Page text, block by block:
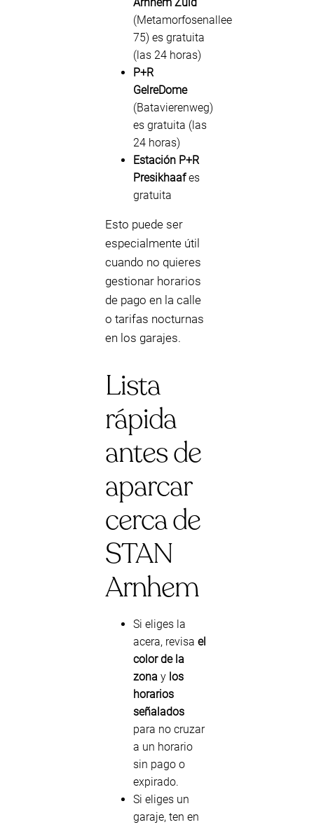
Arnhem Zuid
(Metamorfosenallee
75) es gratuita
(las 24 horas)
P+R
GelreDome
(Batavierenweg)
es gratuita (las
24 horas)
Estación P+R
Presikhaafes
gratuita
Esto puede ser
especialmente útil
cuando no quieres
gestionar horarios
de pago en la calle
o tarifas nocturnas
en los garajes.
Lista
rápida
antes de
aparcar
cerca de
STAN
Arnhem
Si eliges la
acera, revisa el
color de la
zona y los
horarios
señalados
para no cruzar
a un horario
sin pago o
expirado.
Si eliges un
garaje, ten en